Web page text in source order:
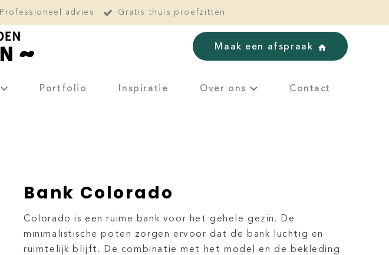
Professioneel advies Gratis thuis proefzitten
Maak een afspraak
Portfolio Inspiratie Over ons Contact
Bank Colorado
Colorado is een ruime bank voor het gehele gezin. De
minimalistische poten zorgen ervoor dat de bank luchtig en
ruimtelijk blijft. De combinatie met het model en de bekleding